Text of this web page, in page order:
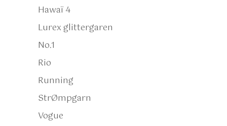
Hawaï 4
Lurex glittergaren
No.1
Rio
Running
StrØmpgarn
Vogue